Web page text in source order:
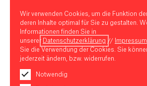
Wir verwenden Cookies, um die Funktion
deren Inhalte optimal für Sie zu gestalten.
Informationen finden Sie in
unserer
Datenschutzerklärung // Impressum
Sie die Verwendung der Cookies. Sie
jederzeit ändern, bzw. widerrufen.
Notwendig